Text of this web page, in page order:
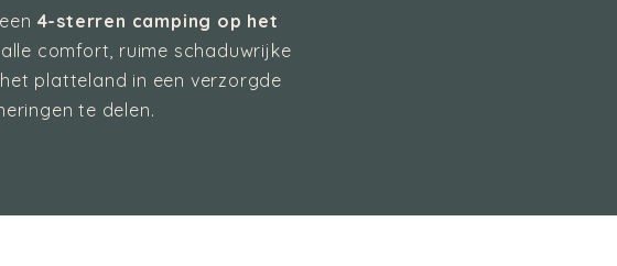
4-sterren camping op het
comfort, ruime schaduwrijke
platteland in een verzorgde
te delen.